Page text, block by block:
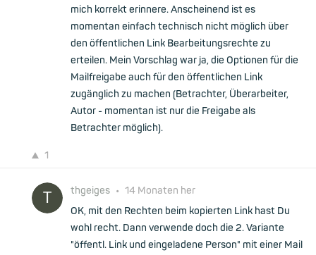
mich korrekt erinnere. Anscheinend ist es
momentan einfach technisch nicht möglich über
den öffentlichen Link Bearbeitungsrechte zu
erteilen. Mein Vorschlag war ja, die Optionen für die
Mailfreigabe auch für den öffentlichen Link
zugänglich zu machen (Betrachter, Überarbeiter,
Autor - momentan ist nur die Freigabe als
Betrachter möglich).
1
thgeiges • 14 Monaten her
OK, mit den Rechten beim kopierten Link hast Du
wohl recht. Dann verwende doch die 2. Variante
"öffentl. Link und eingeladene Person" mit einer Mail